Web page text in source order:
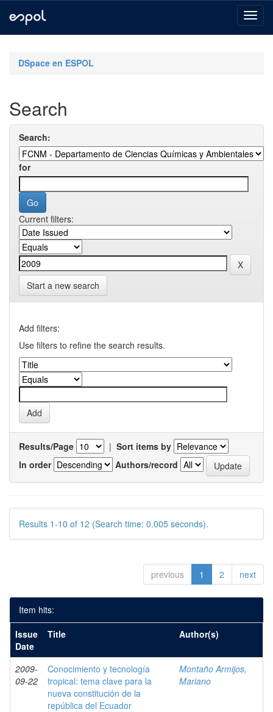
navigationDSpace en ESPOL
Search
Search:
for
Current filters:
Start a new search
Add filters:
Use filters to refine the search results.
Results/Page | Sort items by
In order
Authors/record
Results 1-10 of 12 (Search time: 0.005 seconds).
previous 1 2 next
Item hits:
Issue
Date
Title Author(s)
2009-
09-22
Conocimiento y tecnología
tropical: tema clave para la
nueva constitución de la
república del Ecuador
Montaño Armijos,
Mariano